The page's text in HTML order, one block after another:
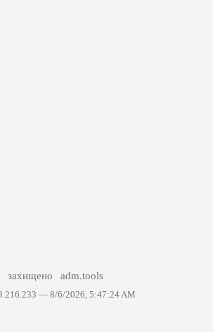
захищено adm.tools
— 8/6/2026, 5:47:24 AM